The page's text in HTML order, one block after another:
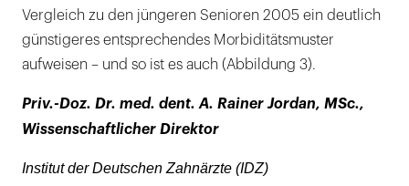
Vergleich zu den jüngeren Senioren 2005 ein deutlich
günstigeres entsprechendes Morbiditätsmuster
aufweisen – und so ist es auch (Abbildung 3).
Priv.-Doz. Dr. med. dent. A. Rainer Jordan, MSc.,
Wissenschaftlicher Direktor
Institut der Deutschen Zahnärzte (IDZ)